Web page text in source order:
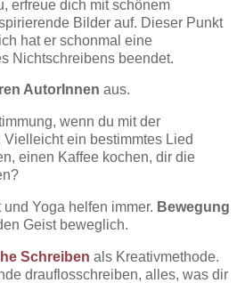
erfreue dich mit schönem
Bilder auf. Dieser Punkt
hat er schonmal eine
Nichtschreibens beendet.
AutorInnen aus.
wenn du mit der
ein bestimmtes Lied
einen Kaffee kochen, dir die
Yoga helfen immer. Bewegung
Geist beweglich.
Schreiben als Kreativmethode.
drauflosschreiben, alles, was dir